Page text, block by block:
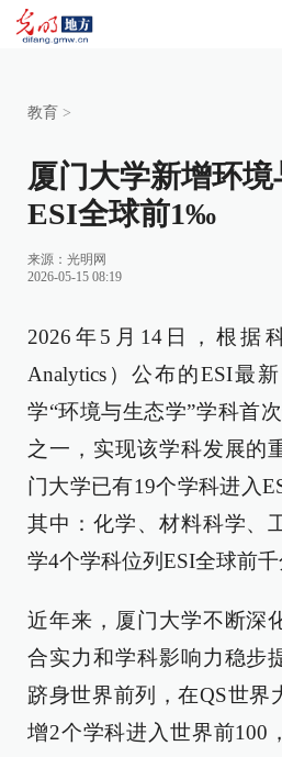
教育 >
厦门大学新增环
ESI全球前1‰
来源： 光明网
2026-05-15 08:19
2026年5月14日，根据
Analytics）公布的ESI最
学“环境与生态学”学科首
之一，实现该学科发展的
门大学已有19个学科进入
其中：化学、材料科学、
学4个学科位列ESI全球前千
近年来，厦门大学不断深
合实力和学科影响力稳步
跻身世界前列，在QS世界
增2个学科进入世界前100